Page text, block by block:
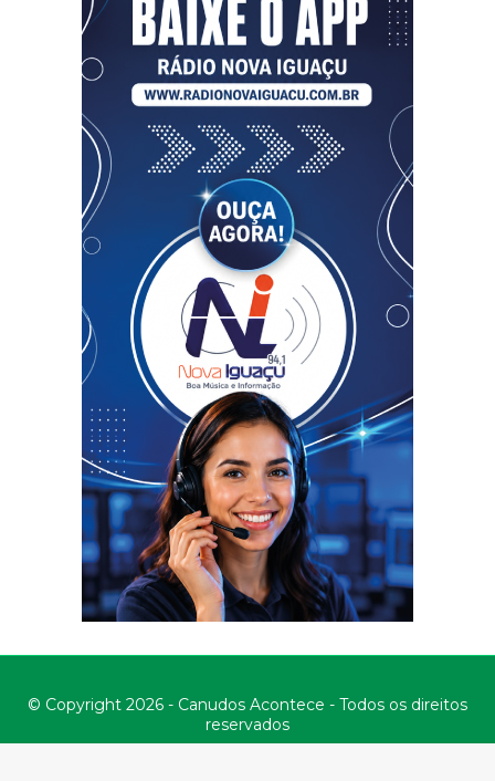
© Copyright 2026 - Canudos Acontece - Todos os direitos
reservados